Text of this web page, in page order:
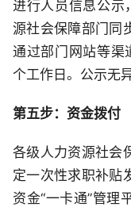
进行人员信息公示
源社会保障部门同
通过部门网站等渠
个工作日。公示无
第五步：资金拨付
各级人力资源社会
定一次性求职补贴
资金“一卡通”管理